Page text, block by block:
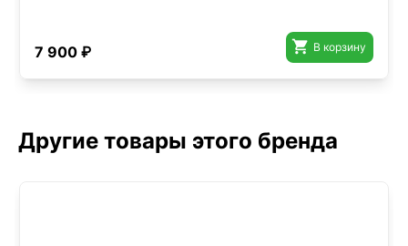
7 900 ₽  В корзину
Другие товары этого бренда